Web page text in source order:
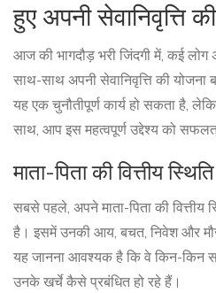
हुए अपनी सेवानिवृत्ति
आज की भागदौड़ भरी जिंदगी में, कई लोग
साथ-साथ अपनी सेवानिवृत्ति की योजना
यह एक चुनौतीपूर्ण कार्य हो सकता है,
साथ, आप इस महत्वपूर्ण उद्देश्य को
माता-पिता की वित्तीय
सबसे पहले, अपने माता-पिता की
है। इसमें उनकी आय, बचत, निवेश और
यह जानना आवश्यक है कि वे किन-किन
उनके खर्चे कैसे प्रबंधित हो रहे हैं।